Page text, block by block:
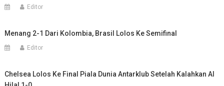
Editor
Menang 2-1 Dari Kolombia, Brasil Lolos Ke Semifinal
Editor
Chelsea Lolos Ke Final Piala Dunia Antarklub Setelah Kalahkan Al